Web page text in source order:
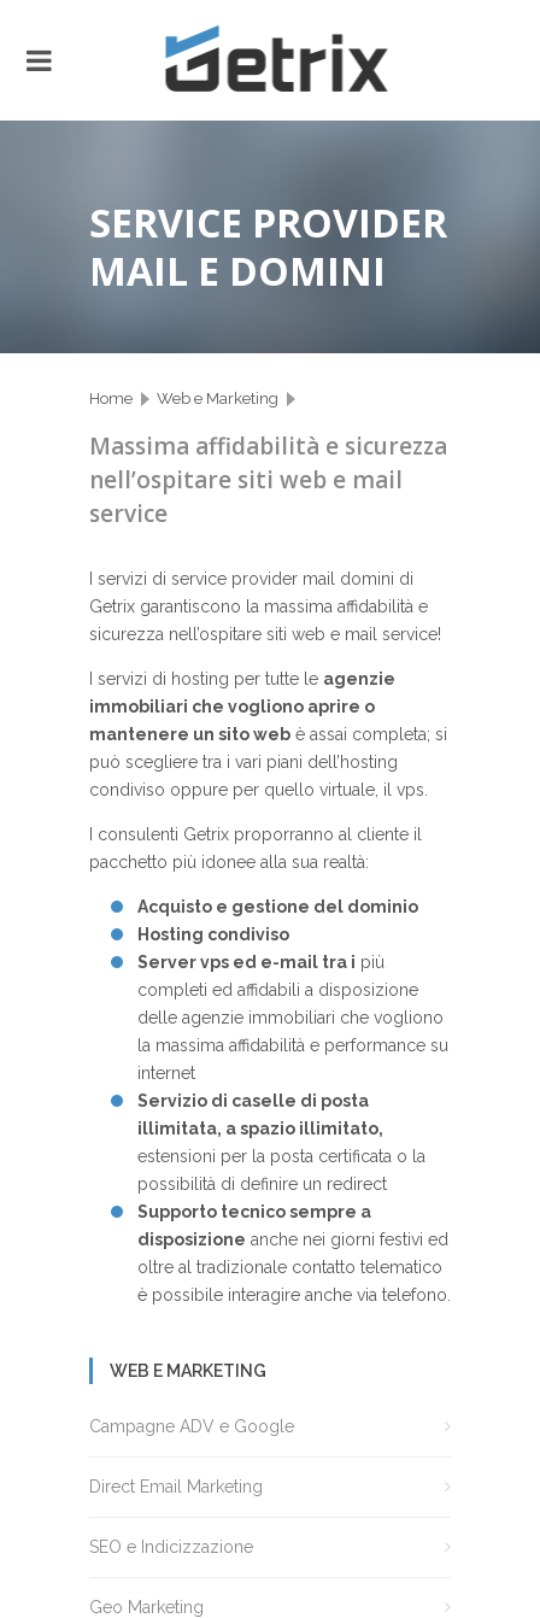
SERVICE PROVIDER
MAIL E DOMINI
Home Web e Marketing
Service Provider Mail e Domini
Massima affidabilità e sicurezza
nell’ospitare siti web e mail
service
I servizi di service provider mail domini di
Getrix garantiscono la massima affidabilità e
sicurezza nell’ospitare siti web e mail service!
I servizi di hosting per tutte le agenzie
immobiliari che vogliono aprire o
mantenere un sito web è assai completa; si
può scegliere tra i vari piani dell’hosting
condiviso oppure per quello virtuale, il vps.
I consulenti Getrix proporranno al cliente il
pacchetto più idonee alla sua realtà:
Acquisto e gestione del dominio
Hosting condiviso
Server vps ed e-mail tra i più
completi ed affidabili a disposizione
delle agenzie immobiliari che vogliono
la massima affidabilità e performance su
internet
Servizio di caselle di posta
illimitata, a spazio illimitato,
estensioni per la posta certificata o la
possibilità di definire un redirect
Supporto tecnico sempre a
disposizione anche nei giorni festivi ed
oltre al tradizionale contatto telematico
è possibile interagire anche via telefono.
WEB E MARKETING
Campagne ADV e Google
Direct Email Marketing
SEO e Indicizzazione
Geo Marketing